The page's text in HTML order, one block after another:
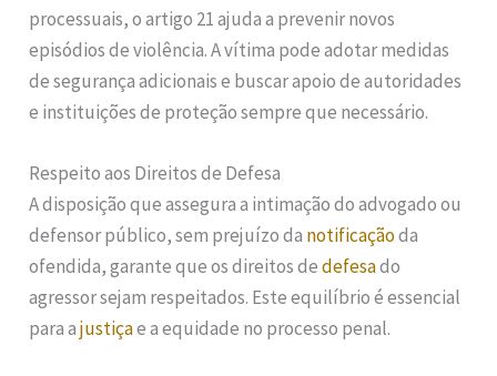
processuais, o artigo 21 ajuda a prevenir novos
episódios de violência. A vítima pode adotar medidas
de segurança adicionais e buscar apoio de autoridades
e instituições de proteção sempre que necessário.
Respeito aos Direitos de Defesa
A disposição que assegura a intimação do advogado ou
defensor público, sem prejuízo da notificaçãoda
ofendida, garante que os direitos dedefesado
agressor sejam respeitados. Este equilíbrio é essencial
para ajustiçae a equidade no processo penal.